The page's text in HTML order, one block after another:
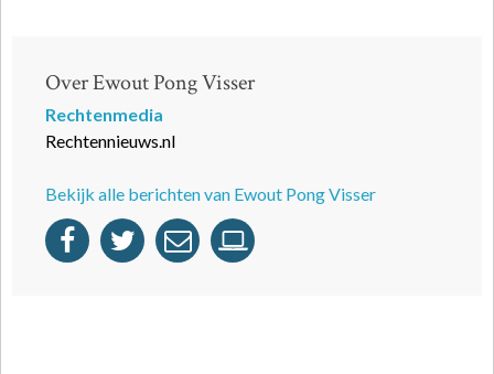
Over Ewout Pong Visser
Rechtenmedia
Rechtennieuws.nl
Bekijk alle berichten van Ewout Pong Visser